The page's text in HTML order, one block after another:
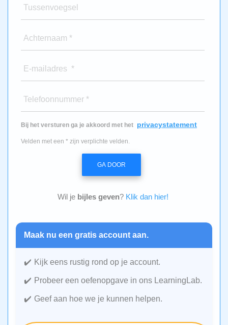
Tussenvoegsel
Achternaam *
E-mailadres *
Telefoonnummer *
Bij het versturen ga je akkoord met het privacystatement
Velden met een * zijn verplichte velden.
GA DOOR
Wil je bijles geven? Klik dan hier!
Maak nu een gratis account aan.
Kijk eens rustig rond op je account.
Probeer een oefenopgave in ons LearningLab.
Geef aan hoe we je kunnen helpen.